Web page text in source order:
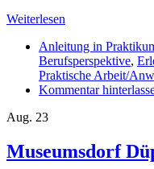
Weiterlesen
Anleitung in
Berufsperspektive,
Praktische Arbeit/
Kommentar
Aug. 23
Museumsdorf